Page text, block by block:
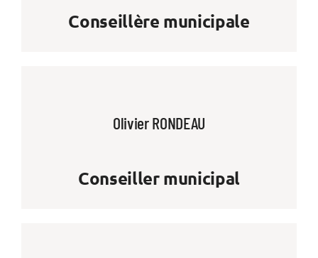
Conseillère municipale
Olivier RONDEAU
Conseiller municipal